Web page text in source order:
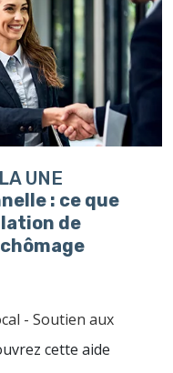
UNE
: ce que
de
- Soutien aux
cette aide